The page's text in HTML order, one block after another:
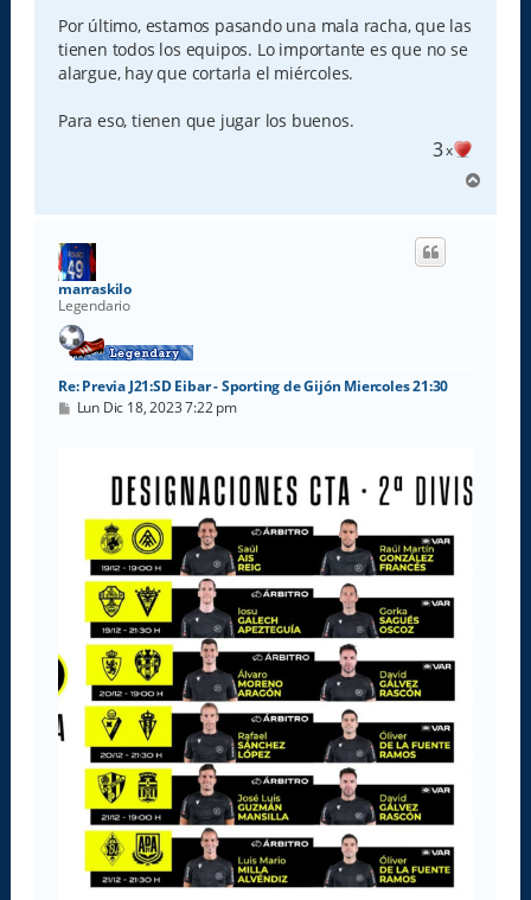
Por último, estamos pasando una mala racha, que las
tienen todos los equipos. Lo importante es que no se
alargue, hay que cortarla el miércoles.
Para eso, tienen que jugar los buenos.
3x
r
marraskilo
Legendario
Re: Previa J21:SD Eibar - Sporting de Gijón Miercoles 21:30
M
Lun Dic 18, 2023 7:22 pm